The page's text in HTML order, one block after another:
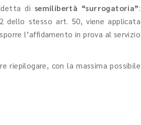
di semilibertà “surrogatoria”:
dello stesso art. 50, viene applicata
l’affidamento in prova al servizio
riepilogare, con la massima possibile